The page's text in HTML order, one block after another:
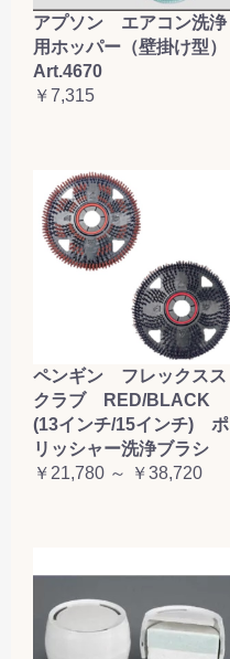
アプソン エアコン洗浄
用ホッパー（壁掛け型）
Art.4670
￥7,315
ペンギン フレックスス
クラブ RED/BLACK
(13インチ/15インチ) ポ
リッシャー洗浄ブラシ
￥21,780 ～ ￥38,720